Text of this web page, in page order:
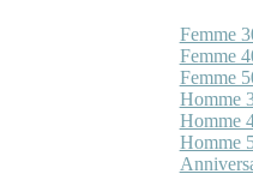
Femme
Femme
Femme
Homme
Homme
Homme